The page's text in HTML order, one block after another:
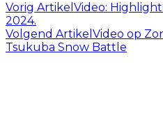
Vorig Artikel Video:
2024.
Volgend Artikel Video op
Tsukuba Snow Battle